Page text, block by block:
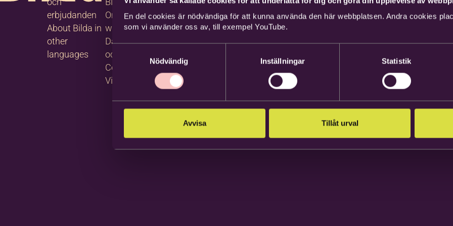
En del cookies är nödvändiga för att kunna använda den här webbplatsen. Andra cookies
som vi använder oss av, till exempel YouTube.
Nödvändig
Inställningar Statistik
Avvisa Tillåt urval
erbjudanden
About Bilda in
other
languages
Om
webbplatsen
Dataskydd
och GDPR
Cookies
Visselblåsning
Följ oss
på
Facebook
på
Instagram